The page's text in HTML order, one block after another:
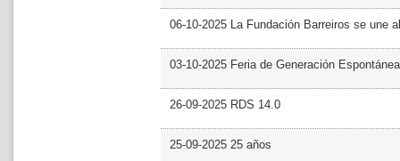
06-10-2025 La Fundación Barreiros se une
03-10-2025 Feria de Generación Espontánea
26-09-2025 RDS 14.0
25-09-2025 25 años